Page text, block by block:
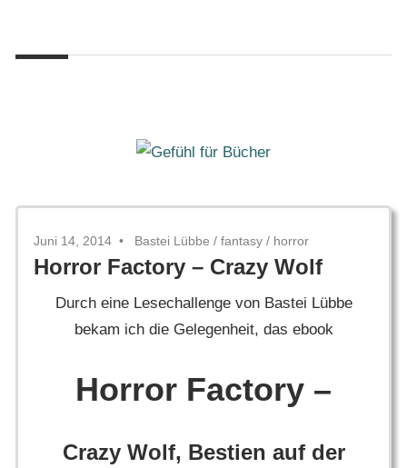
springen
Gefühl
für
Juni 14, 2014 Bastei Lübbe / fantasy / horror
Horror Factory – Crazy Wolf
Durch eine Lesechallenge von Bastei Lübbe
bekam ich die Gelegenheit, das ebook
Horror Factory –
Crazy Wolf, Bestien auf der